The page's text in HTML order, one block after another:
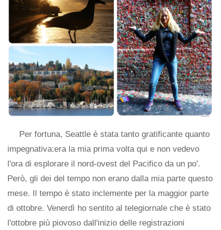
Per fortuna, Seattle è stata tanto gratificante quanto
impegnativa:era la mia prima volta qui e non vedevo
l'ora di esplorare il nord-ovest del Pacifico da un po'.
Però, gli dei del tempo non erano dalla mia parte questo
mese. Il tempo è stato inclemente per la maggior parte
di ottobre. Venerdì ho sentito al telegiornale che è stato
l'ottobre più piovoso dall'inizio delle registrazioni